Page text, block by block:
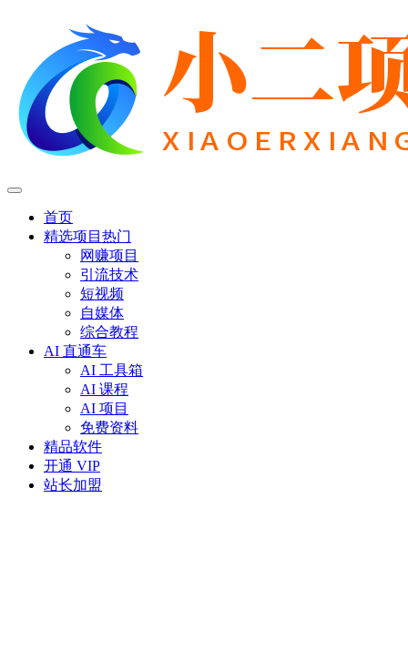
首页
精选项目 热门
网赚项目
引流技术
短视频
自媒体
综合教程
AI 直通车
AI 工具箱
AI 课程
AI 项目
免费资料
精品软件
开通 VIP
站长加盟